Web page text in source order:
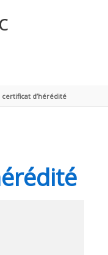
certificat d’hérédité